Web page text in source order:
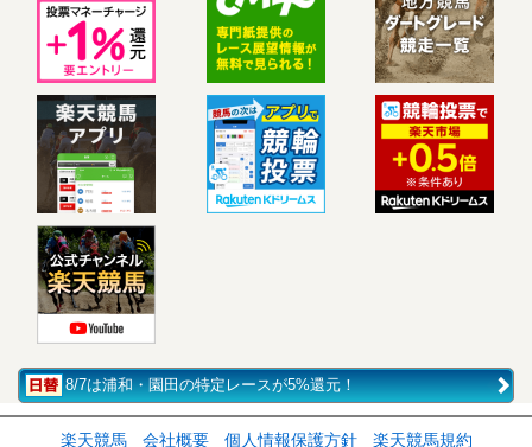
8/7は浦和・園田の特定レースが5%還元！
楽天競馬 会社概要 個人情報保護方針 楽天競馬規約